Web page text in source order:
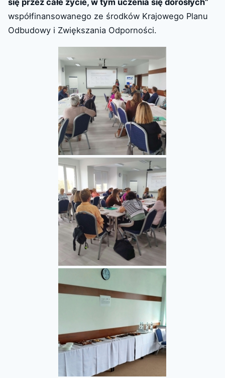
współfinansowanego ze środków Krajowego Planu
Odbudowy i Zwiększania Odporności.